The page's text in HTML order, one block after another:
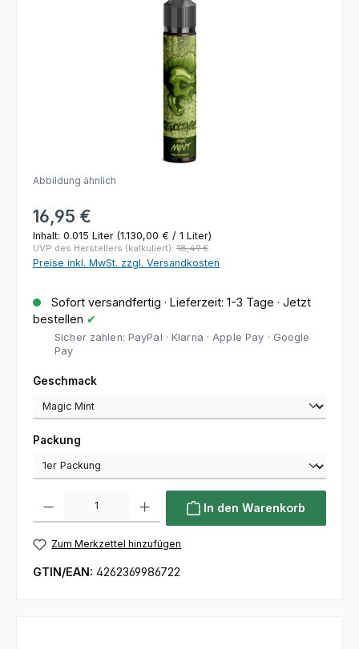
Abbildung ähnlich
Regulärer Preis:
16,95 €
Inhalt: 0.015 Liter (1.130,00 € / 1 Liter)
UVP des Herstellers (kalkuliert): 18,49 €
Preise inkl. MwSt. zzgl. Versandkosten
Sofort versandfertig · Lieferzeit: 1-3 Tage · Jetzt
bestellen ✔
Sicher zahlen: PayPal · Klarna · Apple Pay · Google
Pay
Geschmackauswählen
Packung
In den Warenkorb
Zum Merkzettel hinzufügen
GTIN/EAN: 4262369986722